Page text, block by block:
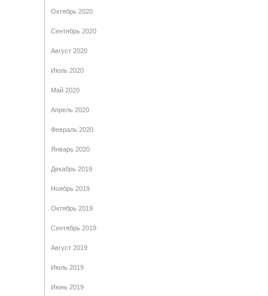
Октябрь 2020
Сентябрь 2020
Август 2020
Июль 2020
Май 2020
Апрель 2020
Февраль 2020
Январь 2020
Декабрь 2019
Ноябрь 2019
Октябрь 2019
Сентябрь 2019
Август 2019
Июль 2019
Июнь 2019